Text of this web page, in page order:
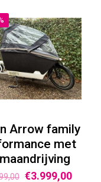
Arrow family
met
€3.999,00